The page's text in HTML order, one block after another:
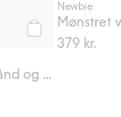
Legg til
Newbie
Mønstret
379 kr.